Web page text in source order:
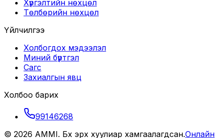
Хүргэлтийн нөхцөл
Төлбөрийн нөхцөл
Үйлчилгээ
Холбогдох мэдээлэл
Миний бүртгэл
Сагс
Захиалгын явц
Холбоо барих
99146268
© 2026 AMMI. Бүх эрх хуулиар хамгаалагдсан.Онлайн